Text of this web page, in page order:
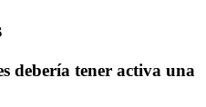
debería tener activa una